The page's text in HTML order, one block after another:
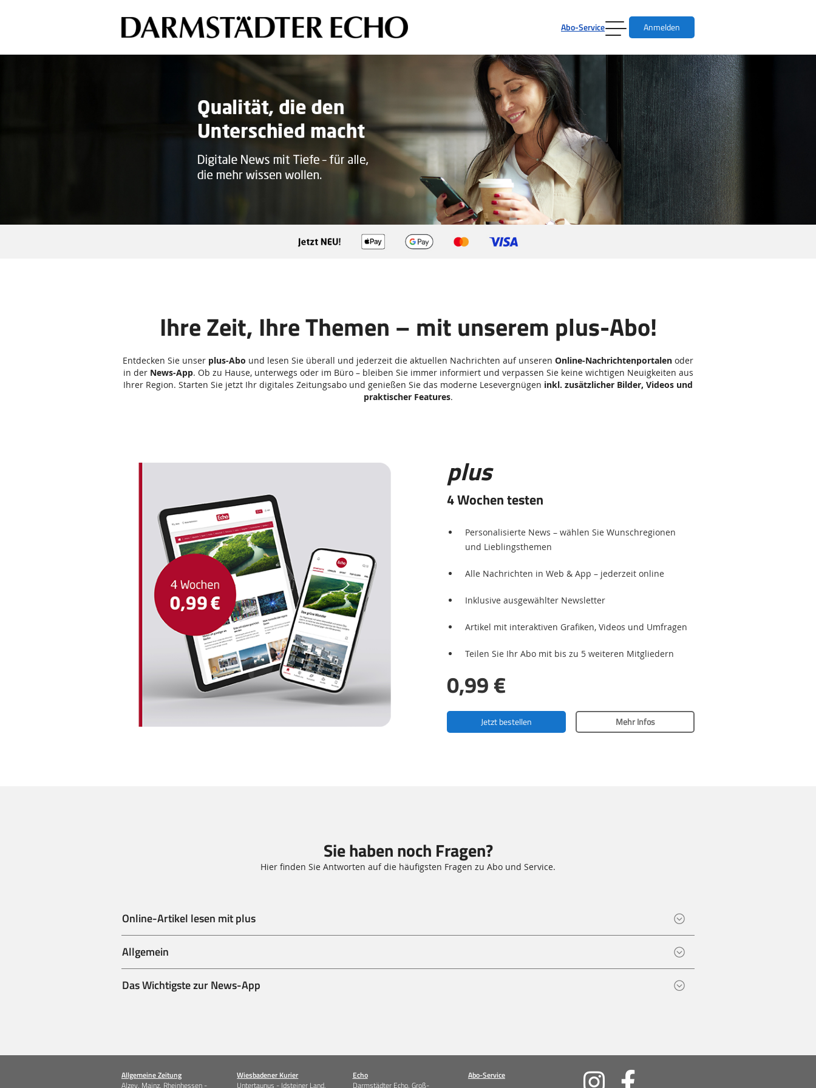
Navigation
Footer
Abo-Service Anmelden
Ihre Zeit, Ihre Themen – mit unserem plus-Abo!
Entdecken Sie unser plus-Abo und lesen Sie überall und jederzeit die aktuellen Nachrichten auf unseren Online-Nachrichtenportalen oder
in der News-App. Ob zu Hause, unterwegs oder im Büro – bleiben Sie immer informiert und verpassen Sie keine wichtigen Neuigkeiten aus
Ihrer Region. Starten Sie jetzt Ihr digitales Zeitungsabo und genießen Sie das moderne Lesevergnügen inkl. zusätzlicher Bilder, Videos und
praktischer Features.
Das
plus
4 Wochen testen
Personalisierte News – wählen Sie Wunschregionen
und Lieblingsthemen
Alle Nachrichten in Web & App – jederzeit online
Inklusive ausgewählter Newsletter
Artikel mit interaktiven Grafiken, Videos und Umfragen
Teilen Sie Ihr Abo mit bis zu 5 weiteren Mitgliedern
0,99 €
Jetzt bestellen Mehr Infos
Sie haben noch Fragen?
Hier finden Sie Antworten auf die häufigsten Fragen zu Abo und Service.
Online-Artikel lesen mit plus
Allgemein
Das Wichtigste zur News-App
Allgemeine Zeitung
Alzey, Mainz, Rheinhessen -
Wiesbadener Kurier
Untertaunus - Idsteiner Land,
Echo
Darmstädter Echo, Groß-
Abo-Service
Soziale